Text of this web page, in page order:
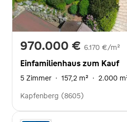
970.000 € 6.170 €/m²
Einfamilienhaus zum Kauf
5 Zimmer · 157,2 m² · 2.000
Kapfenberg (8605)